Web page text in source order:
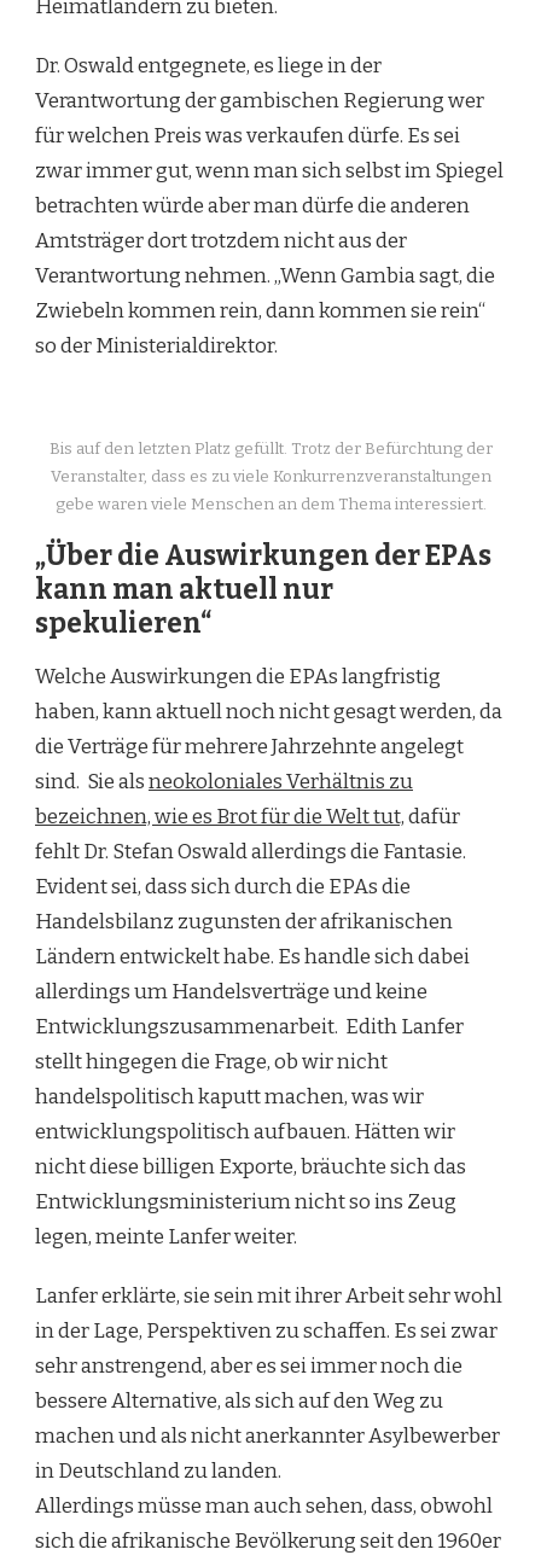
Heimatländern zu bieten.
Dr. Oswald entgegnete,es liege in der
Verantwortung der gambischen Regierung wer
für welchen Preis was verkaufen dürfe. Es sei
zwar immer gut, wenn man sich selbst im Spiegel
betrachten würde aber man dürfe die anderen
Amtsträger dort trotzdem nicht aus der
Verantwortung nehmen. „Wenn Gambia sagt, die
Zwiebeln kommen rein, dann kommen sie rein“
so der Ministerialdirektor.
Bis auf den letzten Platz gefüllt. Trotz der Befürchtung der
Veranstalter, dass es zu viele Konkurrenzveranstaltungen
gebe waren viele Menschen an dem Thema interessiert.
„Über die Auswirkungen der EPAs
kann man aktuell nur
spekulieren“
Welche Auswirkungen die EPAs langfristig
haben, kann aktuell noch nicht gesagt werden, da
die Verträge für mehrere Jahrzehnte angelegt
sind. Sie alsneokoloniales Verhältnis zu
bezeichnen, wie es Brot für die Welt tut,dafür
fehlt Dr. Stefan Oswald allerdings die Fantasie.
Evidentsei, dass sich durch die EPAs die
Handelsbilanz zugunsten der afrikanischen
Ländern entwickelt habe. Es handle sich dabei
allerdings um Handelsverträge und keine
Entwicklungszusammenarbeit. Edith Lanfer
stellt hingegen die Frage, obwir nicht
handelspolitisch kaputt machen, was wir
entwicklungspolitischaufbauen. Hätten wir
nicht diese billigen Exporte, bräuchte sich das
Entwicklungsministerium nicht so ins Zeug
legen, meinte Lanfer weiter.
Lanfer erklärte,sie sein mit ihrer Arbeit sehr wohl
in der Lage, Perspektiven zu schaffen. Es sei zwar
sehr anstrengend, aber es sei immer noch die
bessere Alternative, als sich auf den Weg zu
machen und als nicht anerkannter Asylbewerber
in Deutschland zu landen.
Allerdings müsse man auch sehen, dass, obwohl
sich die afrikanische Bevölkerungseit den 1960er